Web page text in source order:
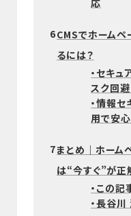
応
6CMSでホームペ
るには？
・セキ
スク回
・情報
用で安
7まとめ｜ホーム
は“今すぐ”が正
・この
・長谷川